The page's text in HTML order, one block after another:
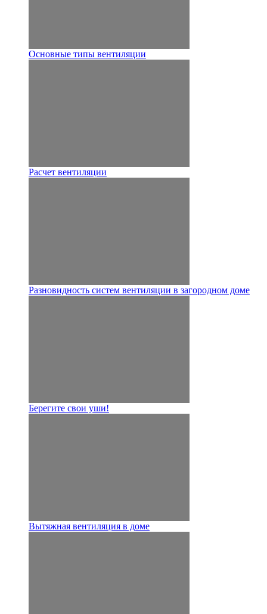
Основные типы вентиляции
Расчет вентиляции
Разновидность систем вентиляции в загородном доме
Берегите свои уши!
Вытяжная вентиляция в доме